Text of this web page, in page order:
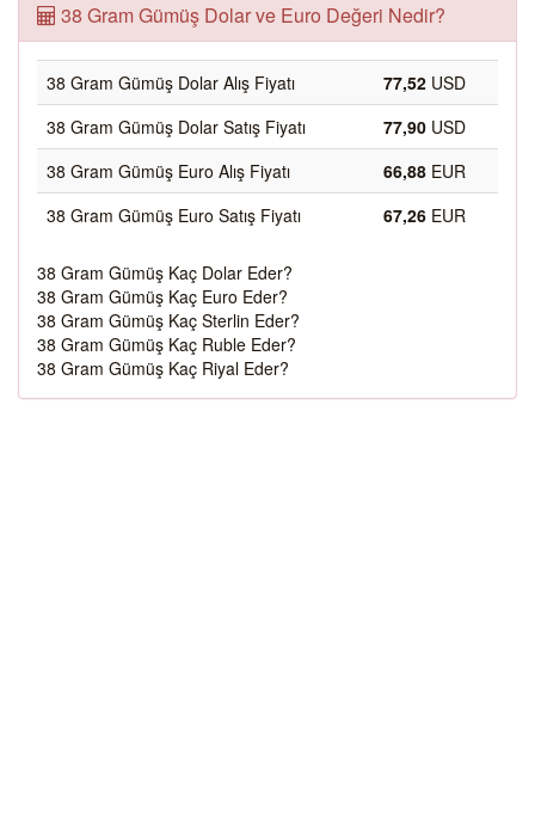
38 Gram Gümüş Dolar ve Euro Değeri Nedir?
38 Gram Gümüş Dolar Alış Fiyatı 77,52 USD
38 Gram Gümüş Dolar Satış Fiyatı
77,90 USD
38 Gram Gümüş Euro Alış Fiyatı
66,88 EUR
38 Gram Gümüş Euro Satış Fiyatı
67,26 EUR
38 Gram Gümüş Kaç Dolar Eder?
38 Gram Gümüş Kaç Euro Eder?
38 Gram Gümüş Kaç Sterlin Eder?
38 Gram Gümüş Kaç Ruble Eder?
38 Gram Gümüş Kaç Riyal Eder?